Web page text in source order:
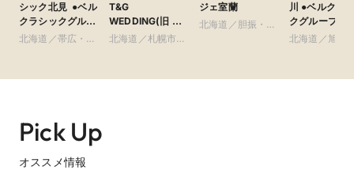
シック北見 ●ベル
クラシックグルー
プ
北海道／帯広・釧
T&G
WEDDING(旧 ヒ
ルサイドクラブ迎
北海道／札幌市・
ジェ室蘭
北海道／胆振・日
川 ●ベルクラシッ
クグループ
北海道／旭川
Pick Up
オススメ情報